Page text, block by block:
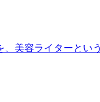
美容ライターとい